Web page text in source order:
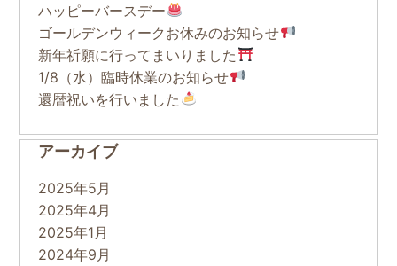
ハッピーバースデー
ゴールデンウィークお休みのお知らせ
新年祈願に行ってまいりました
1/8（水）臨時休業のお知らせ
還暦祝いを行いました
アーカイブ
2025年5月
2025年4月
2025年1月
2024年9月